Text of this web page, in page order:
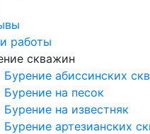
работы
скважин
Бурение абиссинских
Бурение на песок
Бурение на известняк
Бурение артезианских